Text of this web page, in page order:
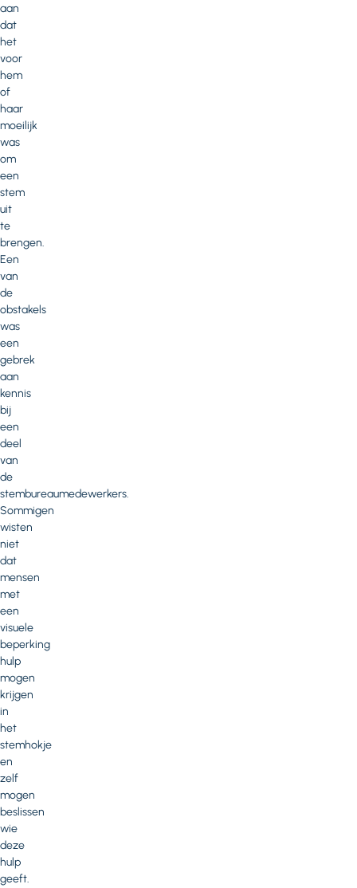
aan
dat
het
voor
hem
of
haar
moeilijk
was
om
een
stem
uit
te
brengen.
Een
van
de
obstakels
was
een
gebrek
aan
kennis
bij
een
deel
van
de
stembureaumedewerkers.
Sommigen
wisten
niet
dat
mensen
met
een
visuele
beperking
hulp
mogen
krijgen
in
het
stemhokje
en
zelf
mogen
beslissen
wie
deze
hulp
geeft.